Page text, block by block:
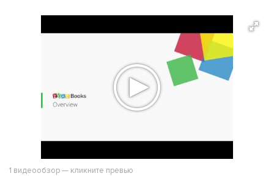
1 видеообзор — кликните превью